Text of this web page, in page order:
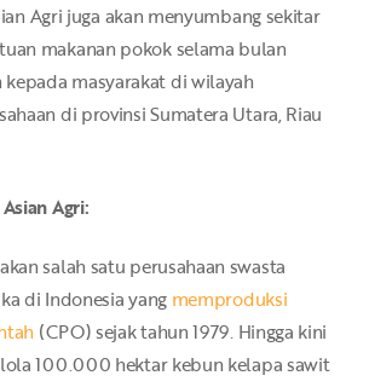
Agri juga akan menyumbang sekitar
makanan pokok selama bulan
kepada masyarakat di wilayah
di provinsi Sumatera Utara, Riau
Agri:
salah satu perusahaan swasta
di Indonesia yang memproduksi
(CPO) sejak tahun 1979. Hingga kini
100.000 hektar kebun kelapa sawit